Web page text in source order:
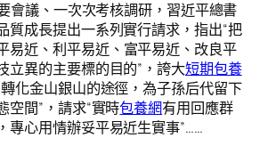
會議、一次次考核調研，習近平總書
質成長提出一系列實行請求，指出“把
易近、利平易近、富平易近、改良平
立異的主要標的目的”，誇大短期包養
化金山銀山的途徑，為子孫后代留下
空間”，請求“實時包養網有用回應群
專心用情辦妥平易近生實事”……